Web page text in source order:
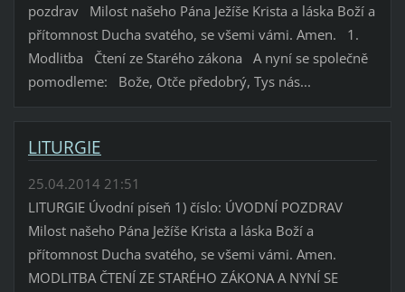
pozdrav Milost našeho Pána Ježíše Krista a láska Boží a
přítomnost Ducha svatého, se všemi vámi. Amen. 1.
Modlitba Čtení ze Starého zákona A nyní se společně
pomodleme: Bože, Otče předobrý, Tys nás...
LITURGIE
25.04.2014 21:51
LITURGIE Úvodní píseň 1) číslo: ÚVODNÍ POZDRAV
Milost našeho Pána Ježíše Krista a láska Boží a
přítomnost Ducha svatého, se všemi vámi. Amen.
MODLITBA ČTENÍ ZE STARÉHO ZÁKONA A NYNÍ SE